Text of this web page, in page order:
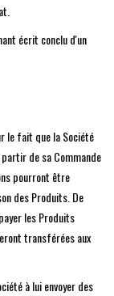
écrit conclu d'un
le fait que la Société
de sa Commande
pourront être
des Produits. De
les Produits
transférées aux
à lui envoyer des